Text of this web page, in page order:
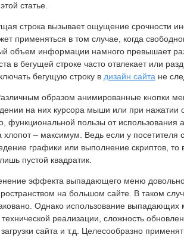
статье.
строка вызывает ощущение срочности
применяться в том случае, когда
объем информации намного превышает
в бегущей строке часто отвлекает или
бегущую строку в дизайн сайта не
образом анимированные кнопки
на них курсора мыши или при нажатии
функциональной пользы от использования
– максимум. Ведь если у посетителя
графики или выполнение скриптов,
пустой квадратик.
эффекта выпадающего меню
на большом сайте. В таком
Однако использование
реализации, сложность
сайта и т.д. Целесообразно